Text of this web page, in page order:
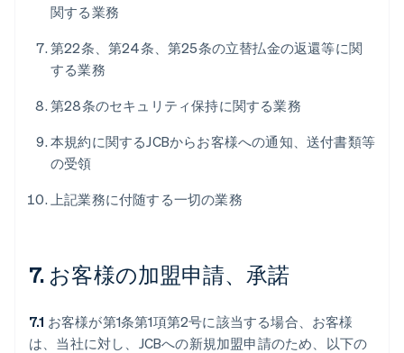
関する業務
第22条、第24条、第25条の立替払金の返還等に関
する業務
第28条のセキュリティ保持に関する業務
本規約に関するJCBからお客様への通知、送付書類等
の受領
上記業務に付随する一切の業務
7. お客様の加盟申請、承諾
7.1 お客様が第1条第1項第2号に該当する場合、お客様
は、当社に対し、JCBへの新規加盟申請のため、以下の